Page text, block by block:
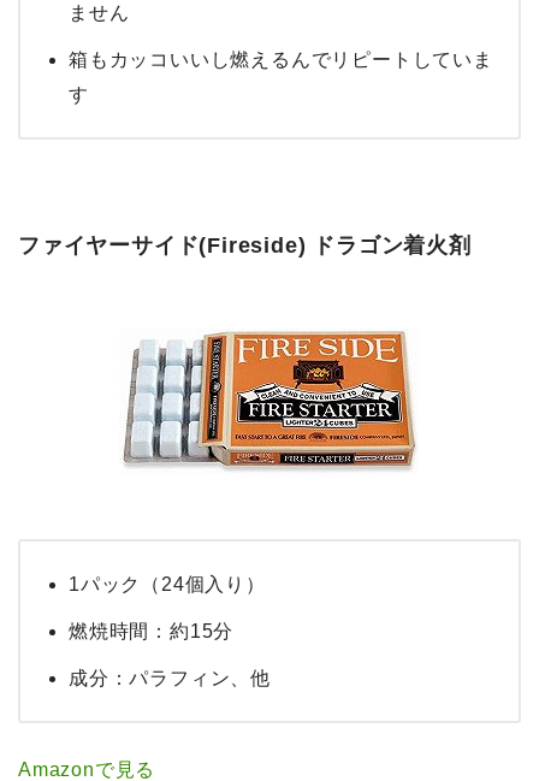
ません
箱もカッコいいし燃えるんでリピートしていま
す
ファイヤーサイド(Fireside) ドラゴン着火剤
1パック（24個入り）
燃焼時間：約15分
成分：パラフィン、他
Amazonで見る